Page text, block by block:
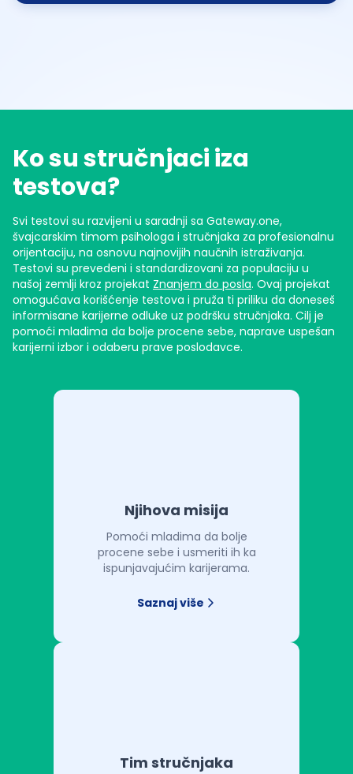
Ko su stručnjaci iza
testova?
Svi testovi su razvijeni u saradnji sa Gateway.one,
švajcarskim timom psihologa i stručnjaka za profesionalnu
orijentaciju, na osnovu najnovijih naučnih istraživanja.
Testovi su prevedeni i standardizovani za populaciju u
našoj zemlji kroz projekat Znanjem do posla. Ovaj projekat
omogućava korišćenje testova i pruža ti priliku da doneseš
informisane karijerne odluke uz podršku stručnjaka. Cilj je
pomoći mladima da bolje procene sebe, naprave uspešan
karijerni izbor i odaberu prave poslodavce.
Njihova misija
Pomoći mladima da bolje
procene sebe i usmeriti ih ka
ispunjavajućim karijerama.
Saznaj više
Tim stručnjaka